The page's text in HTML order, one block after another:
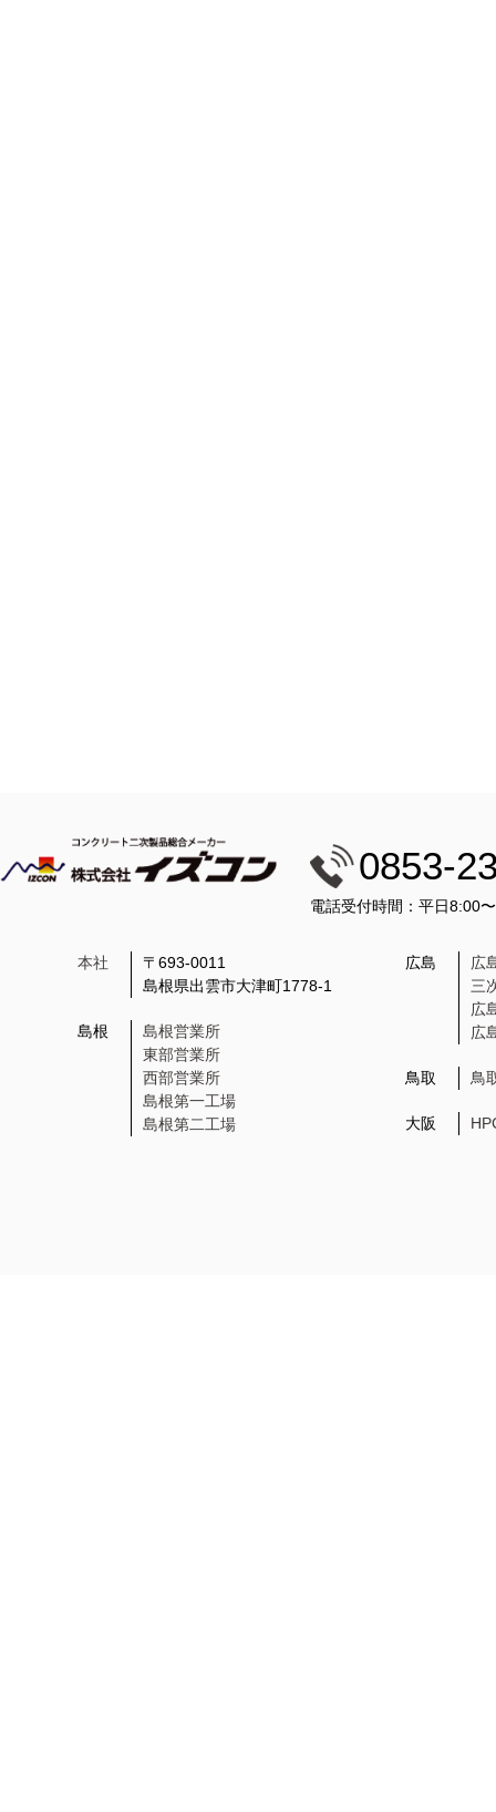
0853-
電話受付時間：平日8:00
本社
〒693-0011
島根県出雲市大津町1778-1
島根
島根営業所
東部営業所
西部営業所
島根第一工場
島根第二工場
広島
広
三
広
広
鳥取 鳥
大阪